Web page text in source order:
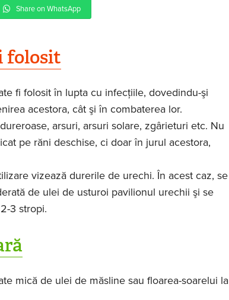
Share on WhatsApp
folosit
fi folosit în lupta cu infecţiile, dovedindu-şi
acestora, cât şi în combaterea lor.
arsuri, arsuri solare, zgârieturi etc. Nu
pe răni deschise, ci doar în jurul acestora,
vizează durerile de urechi. În acest caz, se
de ulei de usturoi pavilionul urechii şi se
3 stropi.
mică de ulei de măsline sau floarea-soarelui la